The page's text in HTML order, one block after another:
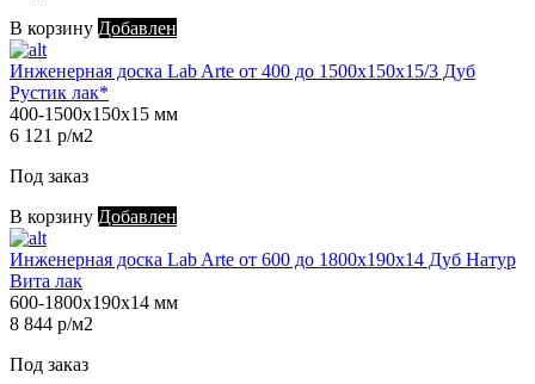
В корзину Добавлен
Инженерная доска Lab Arte от 400 до 1500х150х15/3 Дуб
Рустик лак*
400-1500х150х15 мм
6 121 р/м2
Под заказ
В корзину Добавлен
Инженерная доска Lab Arte от 600 до 1800х190х14 Дуб Натур
Вита лак
600-1800х190х14 мм
8 844 р/м2
Под заказ